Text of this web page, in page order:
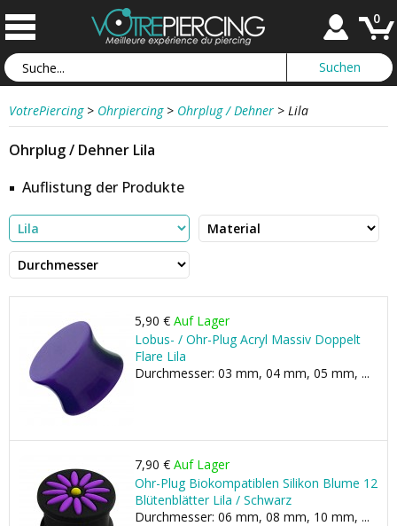
0
VotrePiercing > Ohrpiercing > Ohrplug / Dehner > Lila
Ohrplug / Dehner Lila
Auflistung der Produkte
5,90 € Auf Lager
Lobus- / Ohr-Plug Acryl Massiv Doppelt
Flare Lila
Durchmesser: 03 mm, 04 mm, 05 mm, ...
7,90 € Auf Lager
Ohr-Plug Biokompatiblen Silikon Blume 12
Blütenblätter Lila / Schwarz
Durchmesser: 06 mm, 08 mm, 10 mm, ...